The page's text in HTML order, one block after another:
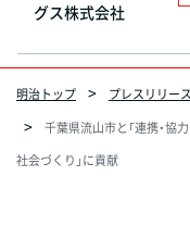
グス株式会社
明治トップ プレスリリー
千葉県流山市と「連携・協
社会づくり」に貢献